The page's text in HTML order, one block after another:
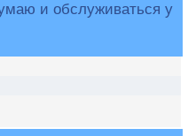
и обслуживаться у